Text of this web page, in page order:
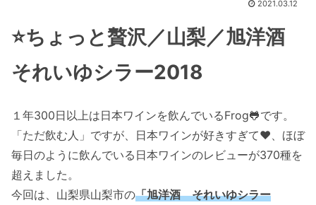
2021.03.12
⭐️ちょっと贅沢／山梨／旭洋酒
それいゆシラー2018
１年300日以上は日本ワインを飲んでいるFrog🐸です。
「ただ飲む人」ですが、日本ワインが好きすぎて❤️、ほぼ
毎日のように飲んでいる日本ワインのレビューが370種を
超えました。
今回は、山梨県山梨市の「旭洋酒 それいゆシラー